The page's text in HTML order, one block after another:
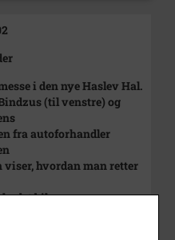
i den nye Haslev Hal.
(til venstre) og
fra autoforhandler
viser, hvordan man retter
bil op.